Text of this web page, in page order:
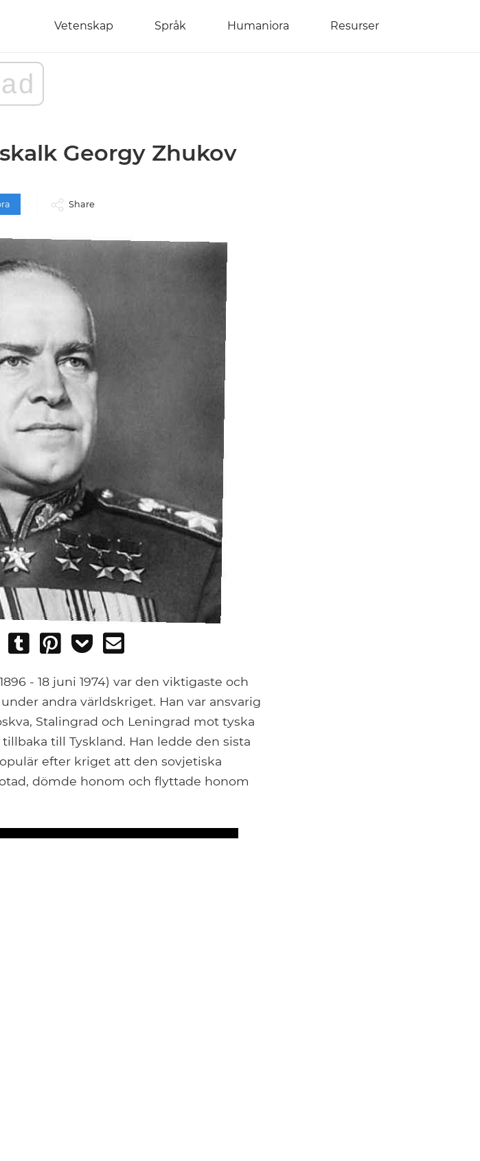
Vetenskap Språk Humaniora Resurser
ad
Georgy Zhukov
Share
Share
Google+
Post
Tumblr
Pin
Add
Pocket
- 18 juni 1974) var den viktigaste och
andra världskriget. Han var ansvarig
Stalingrad och Leningrad mot tyska
till Tyskland. Han ledde den sista
efter kriget att den sovjetiska
dömde honom och flyttade honom